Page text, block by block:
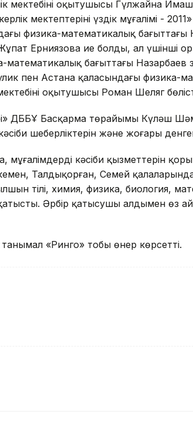
мектебінің оқытушысы Гүлжайна
мектептерінің үздік мұғалімі -
физика-математикалық бағыттағы
Жұпат Ерниязова ие болды, ал үшінші
бағыттағы Назарбаев
пен Астана қаласындағы физика-
оқытушысы Роман Шеляг
ДББҰ Басқарма төрайымы Күләш
шеберліктерін және жоғары
мұғалімдердің кәсіби қызметтерін
Талдықорған, Семей
тілі, химия, физика, биология,
қатысты. Әрбір қатысушы алдымен өз
«Ринго» тобы өнер көрсетті.